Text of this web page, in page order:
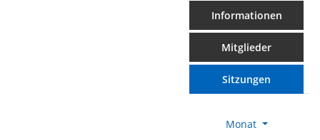
Informationen
Mitglieder
Sitzungen
Monat